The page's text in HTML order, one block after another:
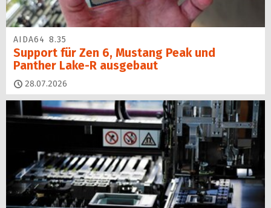
AIDA64 8.35
Support für Zen 6, Mustang Peak und
Panther Lake-R ausgebaut
28.07.2026